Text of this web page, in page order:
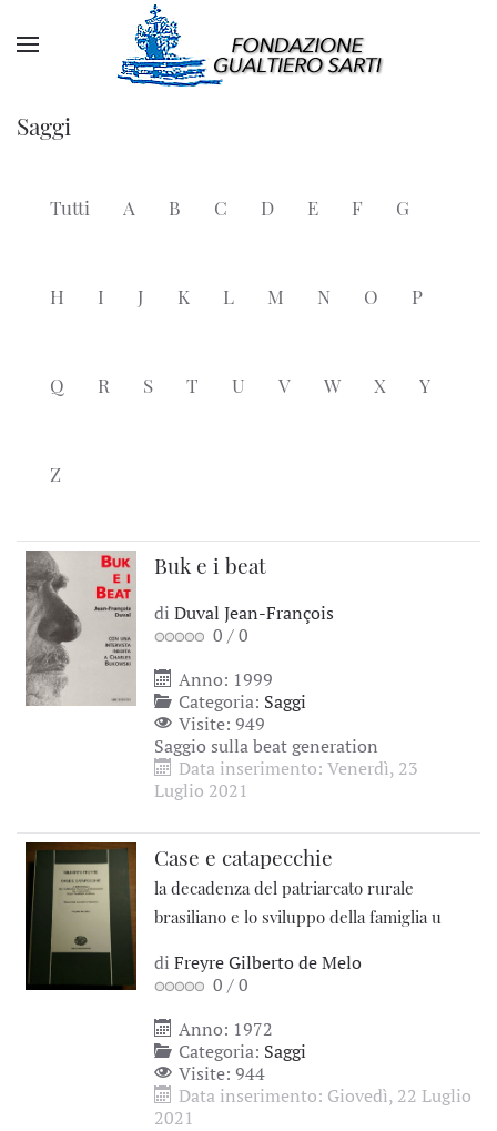
Saggi
Tutti A B C D E F G
H I J K L M N O P
Q R S T U V W X Y
Z
Buk e i beat
di Duval Jean-François
0 /0
Anno: 1999
Categoria: Saggi
Visite: 949
Saggio sulla beat generation
Data inserimento: Venerdì, 23
Luglio 2021
Case e catapecchie
la decadenza del patriarcato rurale
brasiliano e lo sviluppo della famiglia u
di Freyre Gilberto de Melo
0 /0
Anno: 1972
Categoria: Saggi
Visite: 944
Data inserimento: Giovedì, 22 Luglio
2021